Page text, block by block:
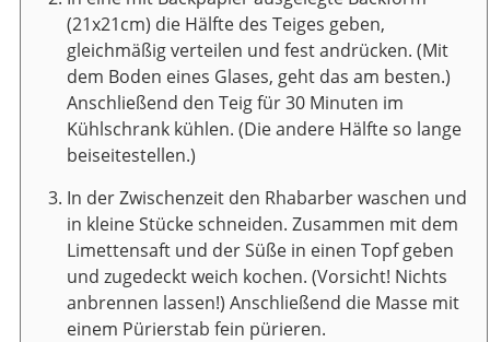
(21x21cm) die Hälfte des Teiges geben,
gleichmäßig verteilen und fest andrücken. (Mit
dem Boden eines Glases, geht das am besten.)
Anschließend den Teig für 30 Minuten im
Kühlschrank kühlen. (Die andere Hälfte so lange
beiseitestellen.)
In der Zwischenzeit den Rhabarber waschen und
in kleine Stücke schneiden. Zusammen mit dem
Limettensaft und der Süße in einen Topf geben
und zugedeckt weich kochen. (Vorsicht! Nichts
anbrennen lassen!) Anschließend die Masse mit
einem Pürierstab fein pürieren.